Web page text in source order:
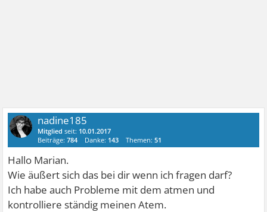
nadine185
Mitglied seit: 10.01.2017
Beiträge:784 Danke: 143 Themen:51
Hallo Marian.
Wie äußert sich das bei dir wenn ich fragen darf?
Ich habe auch Probleme mit dem atmen und
kontrolliere ständig meinen Atem.